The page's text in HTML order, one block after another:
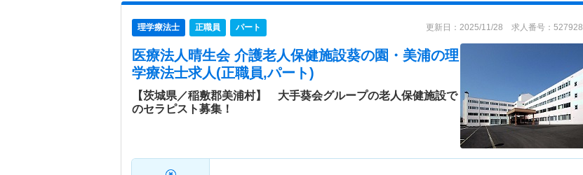
理学療法士 正職員 パート 更新日：2025/11/28 求人番号：527928
医療法人晴生会 介護老人保健施設葵の園・美浦の理
学療法士求人(正職員,パート)
【茨城県／稲敷郡美浦村】 大手葵会グループの老人保健施設で
のセラピスト募集！